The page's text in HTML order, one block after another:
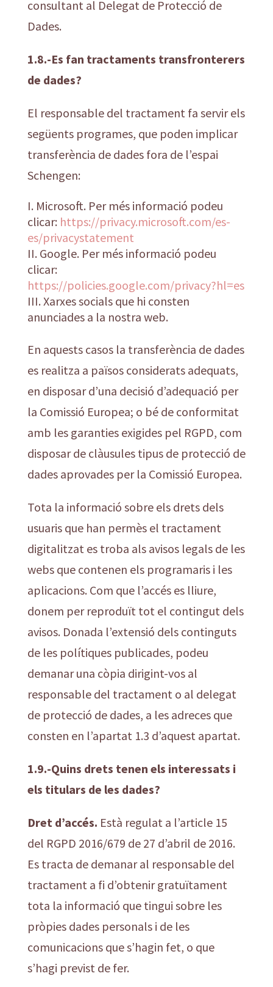
consultant al Delegat de Protecció de
Dades.
1.8.-Es fan tractaments transfronterers
de dades?
El responsable del tractament fa servir els
següents programes, que poden implicar
transferència de dades fora de l’espai
Schengen:
Microsoft. Per més informació podeu
clicar: https://privacy.microsoft.com/es-
es/privacystatement
Google. Per més informació podeu
clicar:
https://policies.google.com/privacy?hl=es
Xarxes socials que hi consten
anunciades a la nostra web.
En aquests casos la transferència de dades
es realitza a països considerats adequats,
en disposar d’una decisió d’adequació per
la Comissió Europea; o bé de conformitat
amb les garanties exigides pel RGPD, com
disposar de clàusules tipus de protecció de
dades aprovades per la Comissió Europea.
Tota la informació sobre els drets dels
usuaris que han permès el tractament
digitalitzat es troba als avisos legals de les
webs que contenen els programaris i les
aplicacions. Com que l’accés es lliure,
donem per reproduït tot el contingut dels
avisos. Donada l’extensió dels continguts
de les polítiques publicades, podeu
demanar una còpia dirigint-vos al
responsable del tractament o al delegat
de protecció de dades, a les adreces que
consten en l’apartat 1.3 d’aquest apartat.
1.9.-Quins drets tenen els interessats i
els titulars de les dades?
Dret d’accés. Està regulat a l’article 15
del RGPD 2016/679 de 27 d’abril de 2016.
Es tracta de demanar al responsable del
tractament a fi d’obtenir gratuïtament
tota la informació que tingui sobre les
pròpies dades personals i de les
comunicacions que s’hagin fet, o que
s’hagi previst de fer.